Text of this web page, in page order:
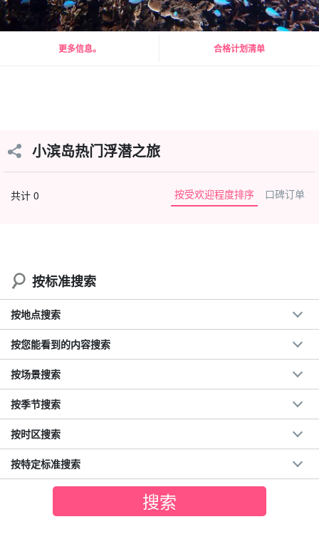
更多信息。 合格计划清单
小滨岛热门浮潜之旅
共计 0 按受欢迎程度排序 口碑订单
按标准搜索
按地点搜索
按您能看到的内容搜索
按场景搜索
按季节搜索
按时区搜索
按特定标准搜索